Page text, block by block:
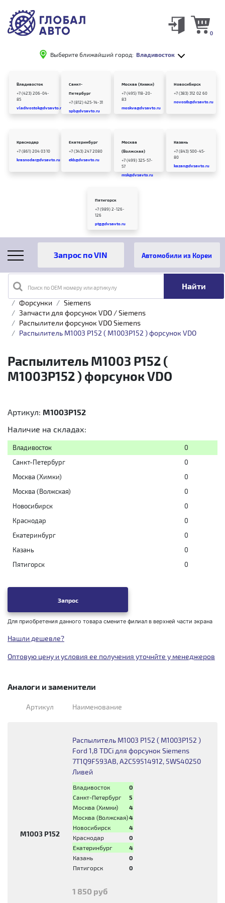
Выберите ближайший город: Владивосток
0
Владивосток
+7 (423) 206-04-
85
vladivostok@dvsavto.ru
Санкт-
Петербург
+7 (812) 425-14-31
spb@dvsavto.ru
Москва (Химки)
+7 (495) 118-20-
83
moskva@dvsavto.ru
Новосибирск
+7 (383) 312 02 60
novosib@dvsavto.ru
Краснодар
+7 (861) 204 03 10
krasnodar@dvsavto.ru
Екатеринбург
+7 (343) 247 2080
ekb@dvsavto.ru
Москва
(Волжская)
+7 (499) 325-57-
57
msk@dvsavto.ru
Казань
+7 (843) 500-45-
80
kazan@dvsavto.ru
Пятигорск
+7 (989) 2-126-
126
ptg@dvsavto.ru
Поиск по OEM номеру или артикулу
Автомобили из Кореи
Главная Каталог товаров
Топливная аппаратура
Форсунки
Siemens
Запчасти для форсунок VDO / Siemens
Распылители форсунок VDO Siemens
Распылитель M1003 P152 ( M1003P152 ) форсунок VDO
Распылитель M1003 P152 (
M1003P152 ) форсунок VDO
Артикул: M1003P152
Наличие на складах:
Владивосток
0
Санкт-Петербург
0
Москва (Химки)
0
Москва (Волжская)
0
Новосибирск
0
Краснодар
0
Екатеринбург
0
Казань
0
Пятигорск
0
Запрос
Для приобретения данного товара смените филиал в верхней части экрана
Нашли дешевле?
Оптовую цену и условия ее получения уточнйте у менеджеров
Аналоги и заменители
Артикул Наименование
M1003 P152
Распылитель M1003 P152 ( M1003P152 )
Ford 1,8 TDCi для форсунок Siemens
7T1Q9F593AB, A2C59514912, 5WS40250
Ливей
Владивосток
0
Санкт-Петербург
5
Москва (Химки)
4
Москва (Волжская)4
Новосибирск
4
Краснодар
0
Екатеринбург
4
Казань
0
Пятигорск
0
1 850 руб